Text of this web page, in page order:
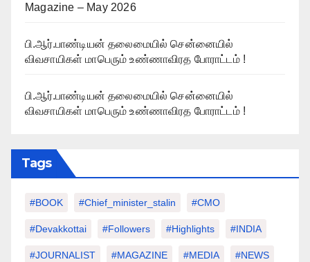
Magazine – May 2026
பி.ஆர்.பாண்டியன் தலைமையில் சென்னையில்
விவசாயிகள் மாபெரும் உண்ணாவிரத போராட்டம் !
பி.ஆர்.பாண்டியன் தலைமையில் சென்னையில்
விவசாயிகள் மாபெரும் உண்ணாவிரத போராட்டம் !
Tags
#BOOK #chief_minister_stalin #CMO
#devakkottai #followers #highlights #INDIA
#JOURNALIST #MAGAZINE #MEDIA #NEWS